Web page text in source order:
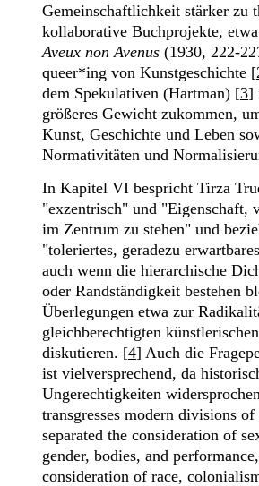
Gemeinschaftlichkeit stärker zu
kollaborative Buchprojekte,
Aveux non Avenus (1930, 222-
queer*ing von Kunstgeschichte [
dem Spekulativen (Hartman) [3]
größeres Gewicht zukommen,
Kunst, Geschichte und Leben
Normativitäten und
In Kapitel VI bespricht Tirza
"exzentrisch" und "Eigenschaft,
im Zentrum zu stehen" und
"toleriertes, geradezu
auch wenn die hierarchische
oder Randständigkeit bestehen
Überlegungen etwa zur
gleichberechtigten
diskutieren. [4] Auch die
ist vielversprechend, da
Ungerechtigkeiten
transgresses modern divisions
separated the consideration of
gender, bodies, and
consideration of race,